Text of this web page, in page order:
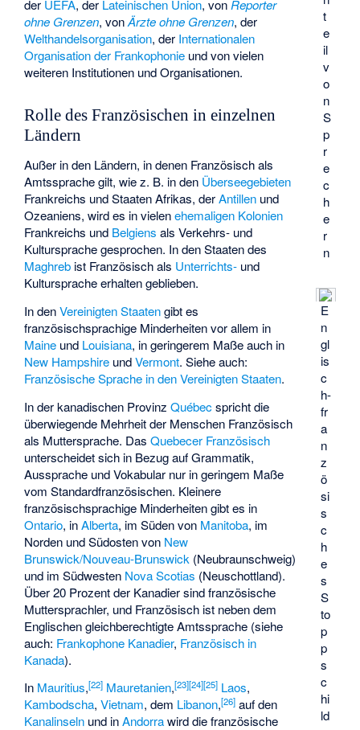
t
e
il
v
o
n
S
p
r
e
c
h
e
r
n
E
n
gl
is
c
h-
fr
a
n
z
ö
si
s
c
h
e
s
S
to
p
p
s
c
hi
ld
der UEFA, der Lateinischen Union, von Reporter
ohne Grenzen, vonÄrzte ohne Grenzen, der
Welthandelsorganisation, der Internationalen
Organisation der Frankophonie und von vielen
weiteren Institutionen und Organisationen.
Rolle des Französischen in einzelnen
Ländern
Außer in den Ländern, in denen Französisch als
Amtssprache gilt, wie z. B. in den Überseegebieten
Frankreichs und Staaten Afrikas, derAntillen und
Ozeaniens, wird es in vielenehemaligen Kolonien
Frankreichs und Belgiens als Verkehrs- und
Kultursprache gesprochen. In den Staaten des
Maghreb ist Französisch als Unterrichts- und
Kulturspracheerhalten geblieben.
In denVereinigten Staatengibt es
französischsprachige Minderheiten vor allem in
Maine und Louisiana, in geringerem Maße auch in
New Hampshire undVermont. Siehe auch:
Französische Sprache in den Vereinigten Staaten.
In der kanadischen ProvinzQuébecspricht die
überwiegende Mehrheit der Menschen Französisch
als Muttersprache. DasQuebecer Französisch
unterscheidet sich in Bezug auf Grammatik,
Aussprache und Vokabular nur in geringem Maße
vom Standardfranzösischen. Kleinere
französischsprachige Minderheiten gibt es in
Ontario, inAlberta, im Süden von Manitoba, im
Norden und Südosten von New
Brunswick/Nouveau-Brunswick (Neubraunschweig)
und im Südwesten Nova Scotias (Neuschottland).
Über 20 Prozent der Kanadier sind französische
Muttersprachler, und Französisch ist neben dem
Englischen gleichberechtigte Amtssprache (siehe
auch: Frankophone Kanadier, Französisch in
Kanada).
In Mauritius,[22] Mauretanien,[23][24][25] Laos,
Kambodscha,Vietnam, dem Libanon,[26] auf den
Kanalinseln und inAndorrawird die französische